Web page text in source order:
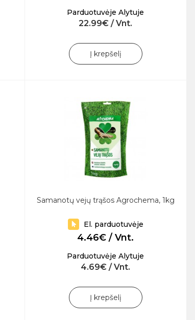
Parduotuvėje Alytuje
22.99€ / Vnt.
Į krepšelį
Samanotų vejų trąšos Agrochema, 1kg
El. parduotuvėje
4.46€ / Vnt.
Parduotuvėje Alytuje
4.69€ / Vnt.
Į krepšelį